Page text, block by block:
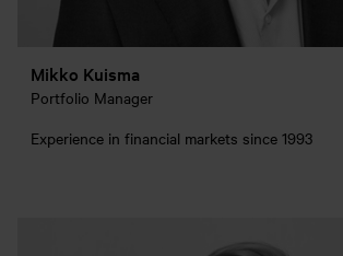
Mikko Kuisma
Portfolio Manager
Experience in financial markets since 1993